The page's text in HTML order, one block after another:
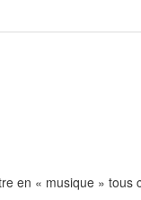
en « musique » tous